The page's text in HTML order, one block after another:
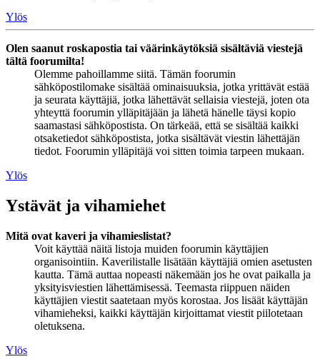
Ylös
Olen saanut roskapostia tai väärinkäytöksiä sisältäviä viestejä
tältä foorumilta!
Olemme pahoillamme siitä. Tämän foorumin
sähköpostilomake sisältää ominaisuuksia, jotka yrittävät estää
ja seurata käyttäjiä, jotka lähettävät sellaisia viestejä, joten ota
yhteyttä foorumin ylläpitäjään ja lähetä hänelle täysi kopio
saamastasi sähköpostista. On tärkeää, että se sisältää kaikki
otsaketiedot sähköpostista, jotka sisältävät viestin lähettäjän
tiedot. Foorumin ylläpitäjä voi sitten toimia tarpeen mukaan.
Ylös
Ystävät ja vihamiehet
Mitä ovat kaveri ja vihamieslistat?
Voit käyttää näitä listoja muiden foorumin käyttäjien
organisointiin. Kaverilistalle lisätään käyttäjiä omien asetusten
kautta. Tämä auttaa nopeasti näkemään jos he ovat paikalla ja
yksityisviestien lähettämisessä. Teemasta riippuen näiden
käyttäjien viestit saatetaan myös korostaa. Jos lisäät käyttäjän
vihamieheksi, kaikki käyttäjän kirjoittamat viestit piilotetaan
oletuksena.
Ylös